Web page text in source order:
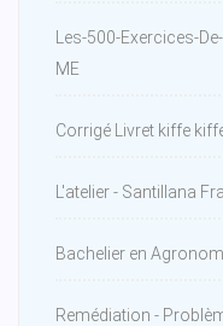
Les-500-Exercices-
ME
Corrigé Livret kiffe
L'atelier - Santillana
Bachelier en
Remédiation -